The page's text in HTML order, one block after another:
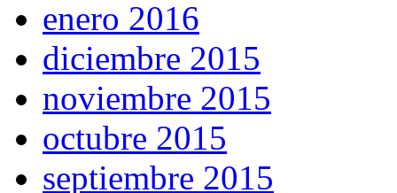
enero 2016
diciembre 2015
noviembre 2015
octubre 2015
septiembre 2015